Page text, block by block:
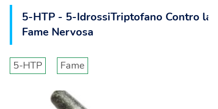
5-HTP - 5-IdrossiTriptofano Contro la
Fame Nervosa
5-HTP Fame